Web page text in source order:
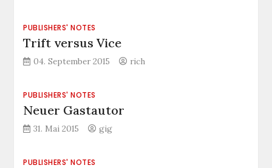
PUBLISHERS' NOTES
Trift versus Vice
04. September 2015 rich
PUBLISHERS' NOTES
Neuer Gastautor
31. Mai 2015 gig
PUBLISHERS' NOTES